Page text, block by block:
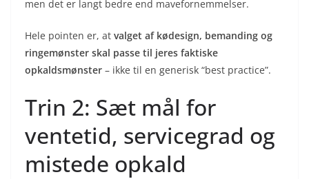
men det er langt bedre end mavefornemmelser.
Hele pointen er, at valget af kødesign, bemanding og
ringemønster skal passe til jeres faktiske
opkaldsmønster – ikke til en generisk “best practice”.
Trin 2: Sæt mål for
ventetid, servicegrad og
mistede opkald